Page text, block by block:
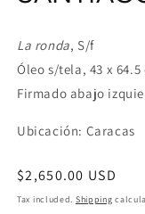
La ronda, S/f
Óleo s/tela, 43 x 64.5
Firmado abajo
Ubicación: Caracas
Regular
price
$2,650.00 USD
Tax included. Shipping